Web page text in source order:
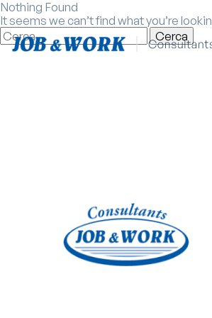
Nothing Found
It seems we can’t find what you’re
Ricerca
per: